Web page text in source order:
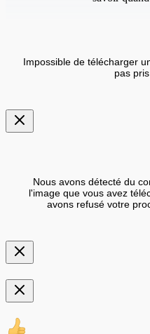
Impossible de télécharger
pas
Nous avons détecté du
l'image que vous avez
avons refusé votre